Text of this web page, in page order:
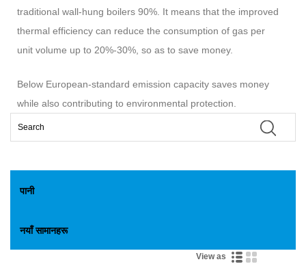
traditional wall-hung boilers 90%. It means that the improved
thermal efficiency can reduce the consumption of gas per
unit volume up to 20%-30%, so as to save money.
Below European-standard emission capacity saves money
while also contributing to environmental protection.
पानी
नयाँ सामानहरू
View as